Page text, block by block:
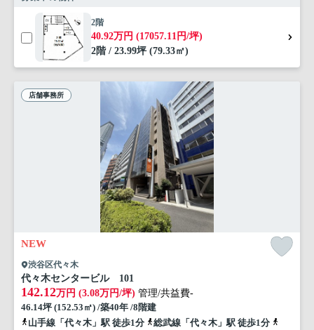
2階
40.92万円 (17057.11円/坪)
2階 / 23.99坪 (79.33㎡)
店舗事務所
NEW
渋谷区代々木
代々木センタービル 101
142.12万円 (3.08万円/坪) 管理/共益費-
46.14坪 (152.53㎡) /築40年 /8階建
山手線「代々木」駅 徒歩1分
総武線「代々木」駅 徒歩1分